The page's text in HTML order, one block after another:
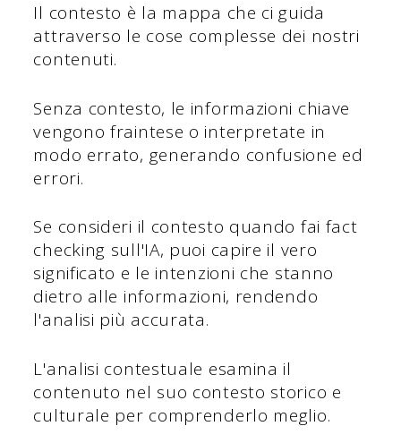
Il contesto è la mappa che ci guida
attraverso le cose complesse dei nostri
contenuti.
Senza contesto, le informazioni chiave
vengono fraintese o interpretate in
modo errato, generando confusione ed
errori.
Se consideri il contesto quando fai fact
checking sull'IA, puoi capire il vero
significato e le intenzioni che stanno
dietro alle informazioni, rendendo
l'analisi più accurata.
L'analisi contestuale esamina il
contenuto nel suo contesto storico e
culturale per comprenderlo meglio.